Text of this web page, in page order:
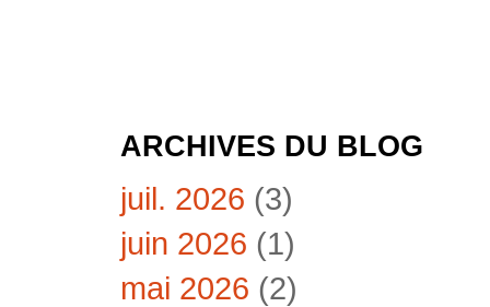
ARCHIVES DU BLOG
juil. 2026 (3)
juin 2026 (1)
mai 2026 (2)